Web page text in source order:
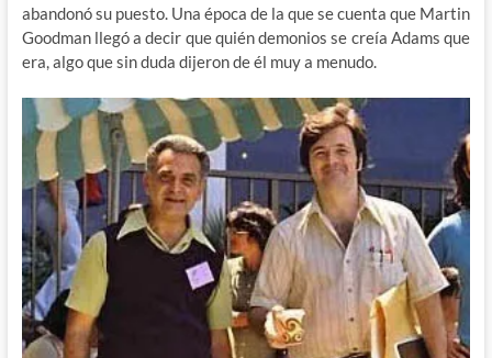
abandonó su puesto. Una época de la que se cuenta que Martin
Goodman llegó a decir que quién demonios se creía Adams que
era, algo que sin duda dijeron de él muy a menudo.